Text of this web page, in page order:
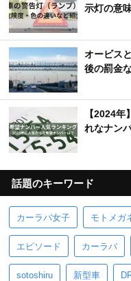
示灯の意
オービス
後の罰金
【2024
れなナン
話題のキーワード
カーラバ女子 モトメガ
エピソード カーラバ
sotoshiru 新型車